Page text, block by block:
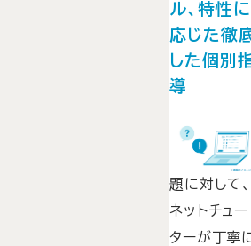
ル、特性に
応じた徹
した個別
導
文章作成型
のリポート
題に対して
ネットチュー
ターが丁寧